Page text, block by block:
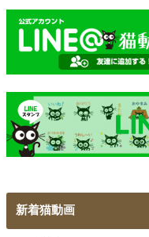
新着猫動画